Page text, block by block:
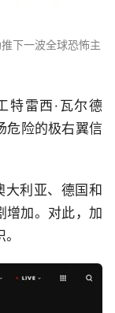
下一波全球恐怖主
特雷西·瓦尔德
危险的极右翼信
大利亚、德国和
增加。对此，加
。